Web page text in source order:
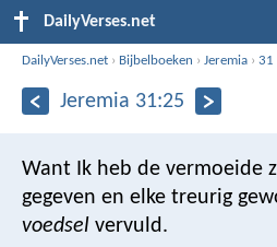
DailyVerses.net
DailyVerses.net › Bijbelboeken ›Jeremia ›31
Jeremia 31:25
Want Ik heb de vermoeide
gegeven en elke treurig
voedsel vervuld.